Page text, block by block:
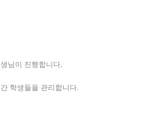
님이 진행합니다.
학생들을 관리합니다.